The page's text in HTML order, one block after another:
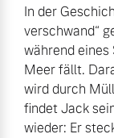
In der
verschwand“
während eines
Meer fällt.
wird durch
findet Jack
wieder: Er